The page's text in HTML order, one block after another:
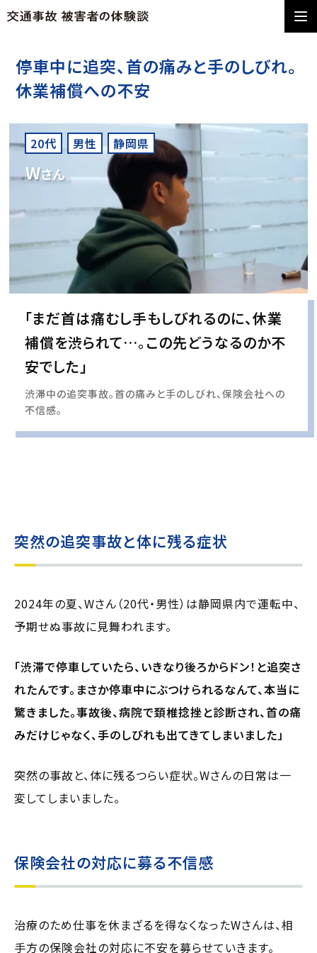
停車中に追突、首の痛みと手のしびれ。
休業補償への不安
20代 男性 静岡県
Wさん
「まだ首は痛むし手もしびれるのに、休業
補償を渋られて…。この先どうなるのか不
安でした」
渋滞中の追突事故。首の痛みと手のしびれ、保険会社への
不信感。
突然の追突事故と体に残る症状
2024年の夏、Wさん（20代・男性）は静岡県内で運転中、
予期せぬ事故に見舞われます。
「渋滞で停車していたら、いきなり後ろからドン！と追突さ
れたんです。まさか停車中にぶつけられるなんて、本当に
驚きました。事故後、病院で頚椎捻挫と診断され、首の痛
みだけじゃなく、手のしびれも出てきてしまいました」
突然の事故と、体に残るつらい症状。Wさんの日常は一
変してしまいました。
保険会社の対応に募る不信感
治療のため仕事を休まざるを得なくなったWさんは、相
手方の保険会社の対応に不安を募らせていきます。